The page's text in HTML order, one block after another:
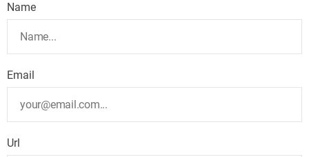
Name
Email
Url